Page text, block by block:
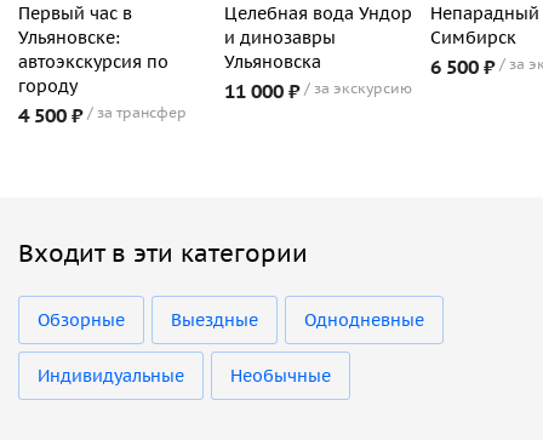
Первый час в
Ульяновске:
автоэкскурсия по
городу
4 500 ₽ за трансфер
Целебная вода Ундор
и динозавры
Ульяновска
11 000 ₽ за экскурсию
Непарадный
Симбирск
6 500 ₽ за
Входит в эти категории
Обзорные Выездные Однодневные
Индивидуальные Необычные